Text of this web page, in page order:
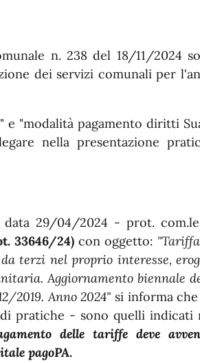
n. 238 del 18/11/2024
dei servizi comunali per
e "modalità pagamento diritti
nella presentazione
data 29/04/2024 - prot.
33646/24)con oggetto:
terzi nel proprio interesse,
Aggiornamento biennale
2019. Anno 2024" si informa
pratiche - sono quelli indicati
delle tariffe deve
pagoPA.